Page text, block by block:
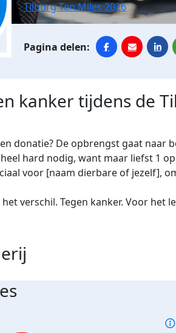
Tilburg Ten Miles 2026
kanker tijdens de
donatie? De opbrengst gaat naar
hard nodig, want maar liefst 1
voor [naam dierbare of jezelf],
verschil. Tegen kanker. Voor het